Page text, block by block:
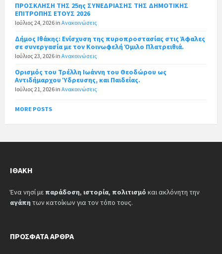
ΠΡΟΣΚΛΗΣΗ ΤΗΣ 25ης ΣΥΝΕΔΡΙΑΣΗΣ ΤΗΣ ΔΗΜΟΤΙΚΗΣ
ΕΠΙΤΡΟΠΗΣ ΕΤΟΥΣ 2026
Ιούλιος 24, 2026 in Ανακοινώσεις
Δήμος Ιθάκης: Ενίσχυση της πυροπροστασίας στις Άφαλες
σε συνεργασία με τον Κοινωφελή Όμιλο Πλατρειθιά.
Ιούλιος 23, 2026 in Ανακοινώσεις
Ορισμός του Τρέλλη Ιωάννη του Θεοδώρου ως
Αντιδήμαρχου Ύδρευσης, και Παιδείας.
Ιούλιος 21, 2026 in Ανακοινώσεις
MORE POSTS
ΙΘΆΚΗ
Ένα νησί με παράδοση, ιστορία, πολιτισμό και ακλόνητη την
αγάπη των κατοίκων για τον τόπο τους.
ΠΡΌΣΦΑΤΑ ΆΡΘΡΑ